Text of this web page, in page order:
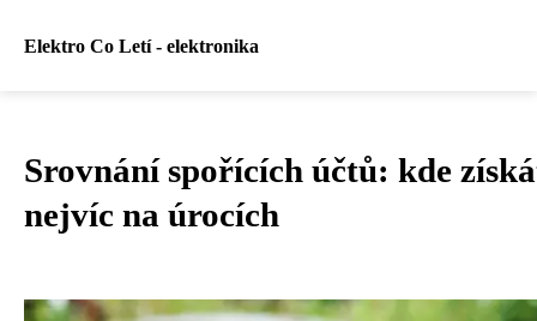
Elektro Co Letí - elektronika
Srovnání spořících účtů: kde
nejvíc na úrocích